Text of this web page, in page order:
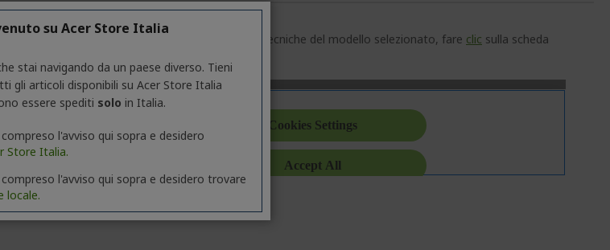
serie del prodotto. Per conoscere le specifiche tecniche del modello selezionato, fare clic sulla scheda
su Acer Store Italia
stai navigando da un paese diverso. Tieni
gli articoli disponibili su Acer Store Italia
essere spediti solo in Italia.
l'avviso qui sopra e desidero
Store Italia.
l'avviso qui sopra e desidero trovare
locale.